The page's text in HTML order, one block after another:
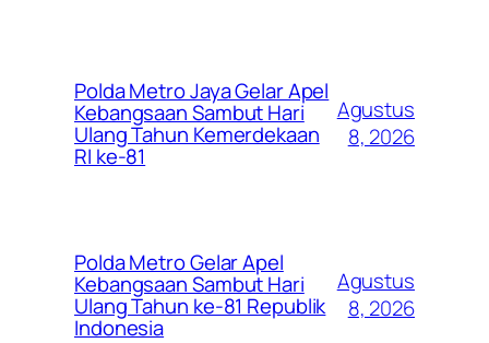
Polda Metro Jaya Gelar Apel
Kebangsaan Sambut Hari
Ulang Tahun Kemerdekaan
RI ke-81
Agustus
8, 2026
Polda Metro Gelar Apel
Kebangsaan Sambut Hari
Ulang Tahun ke-81 Republik
Indonesia
Agustus
8, 2026